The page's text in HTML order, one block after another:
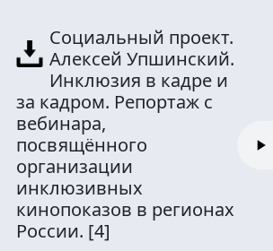
Социальный проект.
Алексей Упшинский.
Инклюзия в кадре и
за кадром. Репортаж с
вебинара,
посвящённого
организации
инклюзивных
кинопоказов в регионах
России. [4]